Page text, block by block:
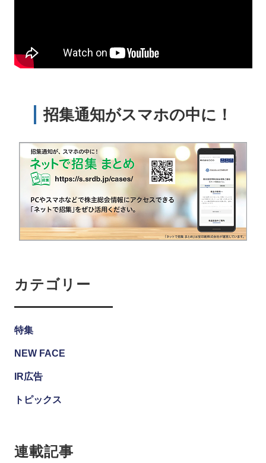
招集通知がスマホの中に！
カテゴリー
特集
NEW FACE
IR広告
トピックス
連載記事